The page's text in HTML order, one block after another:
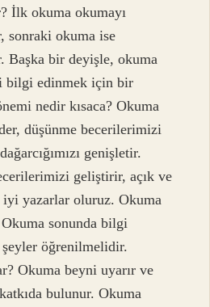
İlk okuma okumayı
sonraki okuma ise
Başka bir deyişle, okuma
bilgi edinmek için bir
nedir kısaca? Okuma
düşünme becerilerimizi
genişletir.
geliştirir, açık ve
iyi yazarlar oluruz. Okuma
sonunda bilgi
öğrenilmelidir.
Okuma beyni uyarır ve
bulunur. Okuma